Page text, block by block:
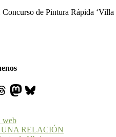
de Pintura Rápida
web
RELACIÓN